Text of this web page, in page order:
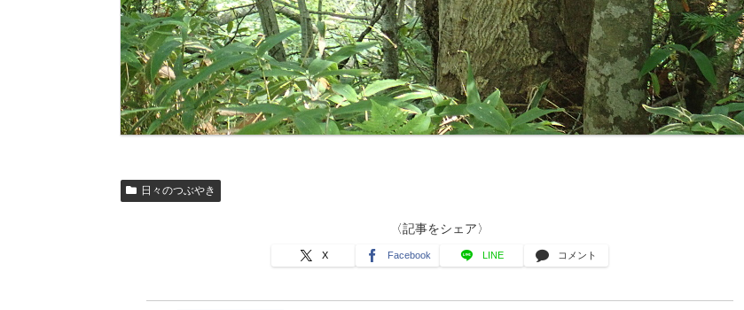
日々のつぶやき
〈記事をシェア〉
X Facebook LINE コメント